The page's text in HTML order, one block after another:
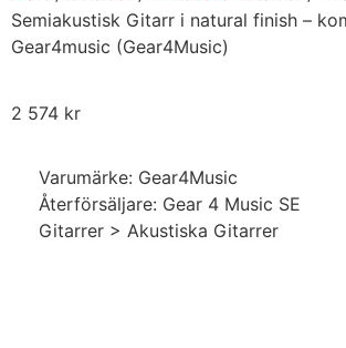
Semiakustisk Gitarr i natural finish –
Gear4music (Gear4Music)
2 574 kr
Varumärke: Gear4Music
Återförsäljare: Gear 4 Music SE
Gitarrer > Akustiska Gitarrer